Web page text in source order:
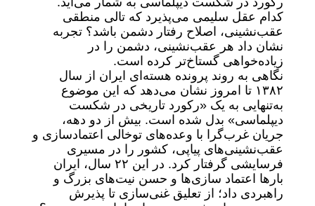
کدام عقل سلیمی می‌پذیرد که تالی منطقی
عقب‌نشینی، اصلاح رفتار دشمن باشد؟ تجربه
نشان داد هر عقب‌نشینی، دشمن را در
زیاده‌خواهی گستاخ‌تر کرده است.
نگاهی به روند پرونده هسته‌ای ایران از سال
۱۳۸۲ تا امروز نشان می‌دهد که این موضوع
به‌تنهایی به یک «رکورد تاریخی در شکست
دیپلماسی» بدل شده است. بیش از دو دهه،
جریان غرب‌گرا با وعده‌های توخالی اعتمادسازی و
عقب‌نشینی‌های پیاپی، کشور را در مسیری
فرسایشی گرفتار کرد. در این ۲۲ سال، ایران
بارها اعتماد سازی‌ها و حسن نیت‌های بزرگ و
راهبردی داد؛ از تعلیق غنی‌سازی تا پذیرش